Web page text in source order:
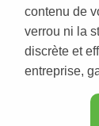
contenu de
verrou ni la
discrète et
entreprise,